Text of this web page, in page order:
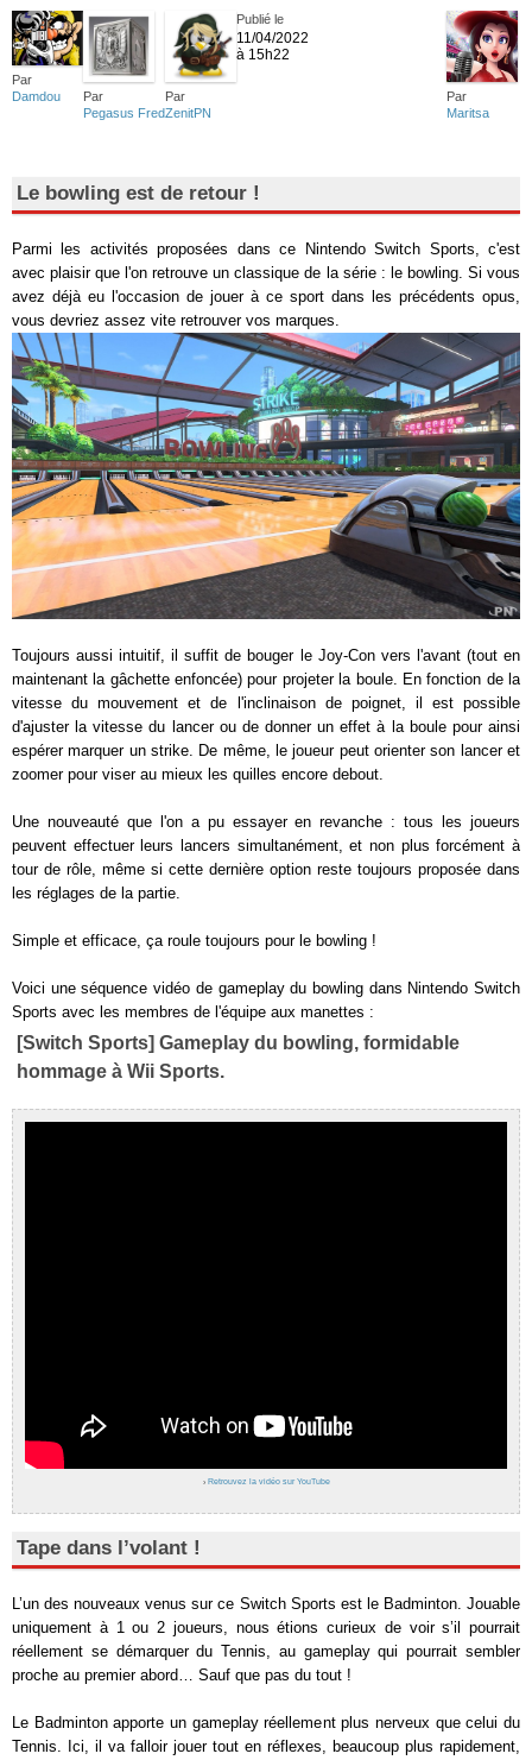
Par
Damdou
Par
Maritsa
Par
Pegasus Fred
Par
ZenitPN
Publié le
11/04/2022
à 15h22
Le bowling est de retour !
Parmi les activités proposées dans ce Nintendo Switch Sports, c'est
avec plaisir que l'on retrouve un classique de la série : le bowling. Si vous
avez déjà eu l'occasion de jouer à ce sport dans les précédents opus,
vous devriez assez vite retrouver vos marques.
Toujours aussi intuitif, il suffit de bouger le Joy-Con vers l'avant (tout en
maintenant la gâchette enfoncée) pour projeter la boule. En fonction de la
vitesse du mouvement et de l'inclinaison de poignet, il est possible
d'ajuster la vitesse du lancer ou de donner un effet à la boule pour ainsi
espérer marquer un strike. De même, le joueur peut orienter son lancer et
zoomer pour viser au mieux les quilles encore debout.
Une nouveauté que l'on a pu essayer en revanche : tous les joueurs
peuvent effectuer leurs lancers simultanément, et non plus forcément à
tour de rôle, même si cette dernière option reste toujours proposée dans
les réglages de la partie.
Simple et efficace, ça roule toujours pour le bowling !
Voici une séquence vidéo de gameplay du bowling dans Nintendo Switch
Sports avec les membres de l'équipe aux manettes :
[Switch Sports] Gameplay du bowling, formidable
hommage à Wii Sports.
› Retrouvez la vidéo sur YouTube
Tape dans l’volant !
L’un des nouveaux venus sur ce Switch Sports est le Badminton. Jouable
uniquement à 1 ou 2 joueurs, nous étions curieux de voir s’il pourrait
réellement se démarquer du Tennis, au gameplay qui pourrait sembler
proche au premier abord… Sauf que pas du tout !
Le Badminton apporte un gameplay réellement plus nerveux que celui du
Tennis. Ici, il va falloir jouer tout en réflexes, beaucoup plus rapidement,